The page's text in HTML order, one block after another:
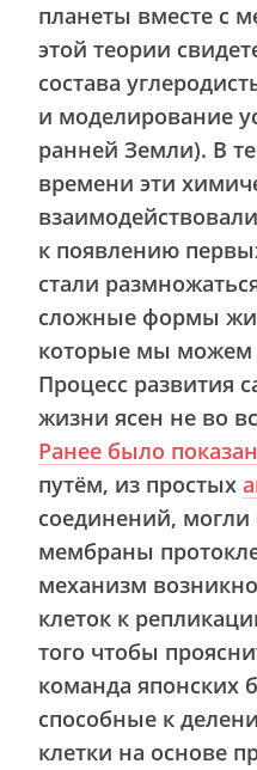
планеты вместе с
этой теории
состава
и моделирование
ранней Земли). В
времени эти
к появлению
стали
сложные формы
которые мы можем
Процесс развития
жизни ясен не во
Ранее было
путём, из простых
соединений, могли
мембраны
механизм
клеток к
того чтобы
команда японских
способные к
клетки на основе